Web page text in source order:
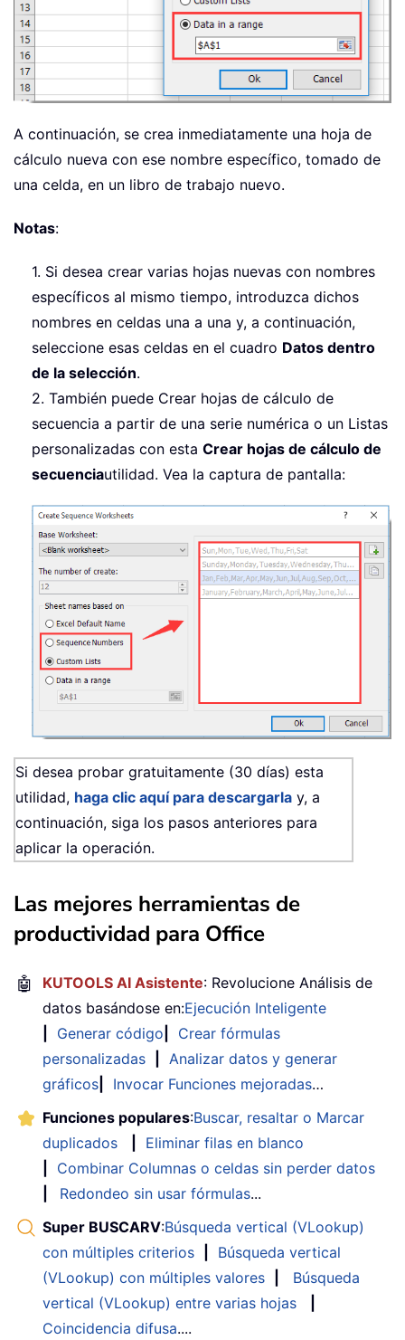
A continuación, se crea inmediatamente una hoja de
cálculo nueva con ese nombre específico, tomado de
una celda, en un libro de trabajo nuevo.
Notas:
1. Si desea crear varias hojas nuevas con nombres
específicos al mismo tiempo, introduzca dichos
nombres en celdas una a una y, a continuación,
seleccione esas celdas en el cuadro Datos dentro
de la selección.
2. También puede Crear hojas de cálculo de
secuencia a partir de una serie numérica o un Listas
personalizadas con esta Crear hojas de cálculo de
secuenciautilidad. Vea la captura de pantalla:
Si desea probar gratuitamente (30 días) esta
utilidad, haga clic aquí para descargarla y, a
continuación, siga los pasos anteriores para
aplicar la operación.
Las mejores herramientas de
productividad para Office
🤖 KUTOOLS AI Asistente: Revolucione Análisis de
datos basándose en:Ejecución Inteligente
Generar código
Crear fórmulas
personalizadas
Analizar datos y generar
gráficos
Invocar Funciones mejoradas…
Funciones populares:Buscar, resaltar o Marcar
duplicados
Eliminar filas en blanco
Combinar Columnas o celdas sin perder datos
Redondeo sin usar fórmulas...
Super BUSCARV:Búsqueda vertical (VLookup)
con múltiples criterios
Búsqueda vertical
(VLookup) con múltiples valores
Búsqueda
vertical (VLookup) entre varias hojas
Coincidencia difusa....